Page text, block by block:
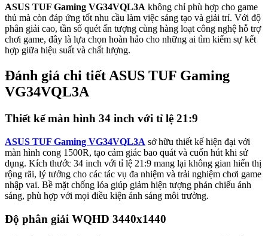
ASUS TUF Gaming VG34VQL3A không chỉ phù hợp cho game
thủ mà còn đáp ứng tốt nhu cầu làm việc sáng tạo và giải trí. Với độ
phân giải cao, tần số quét ấn tượng cùng hàng loạt công nghệ hỗ trợ
chơi game, đây là lựa chọn hoàn hảo cho những ai tìm kiếm sự kết
hợp giữa hiệu suất và chất lượng.
Đánh giá chi tiết ASUS TUF Gaming
VG34VQL3A
Thiết kế màn hình 34 inch với tỉ lệ 21:9
ASUS TUF Gaming VG34VQL3A sở hữu thiết kế hiện đại với
màn hình cong 1500R, tạo cảm giác bao quát và cuốn hút khi sử
dụng. Kích thước 34 inch với tỉ lệ 21:9 mang lại không gian hiển thị
rộng rãi, lý tưởng cho các tác vụ đa nhiệm và trải nghiệm chơi game
nhập vai. Bề mặt chống lóa giúp giảm hiện tượng phản chiếu ánh
sáng, phù hợp với mọi điều kiện ánh sáng môi trường.
Độ phân giải WQHD 3440x1440